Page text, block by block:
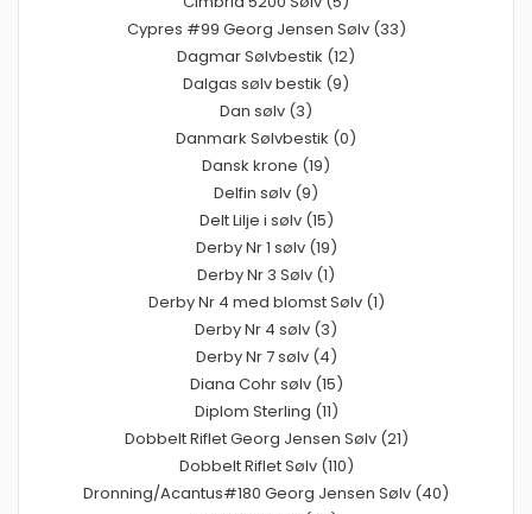
Cypres #99 Georg Jensen Sølv (33)
Dagmar Sølvbestik (12)
Dalgas sølv bestik (9)
Dan sølv (3)
Danmark Sølvbestik (0)
Dansk krone (19)
Delfin sølv (9)
Delt Lilje i sølv (15)
Derby Nr 1 sølv (19)
Derby Nr 3 Sølv (1)
Derby Nr 4 med blomst Sølv (1)
Derby Nr 4 sølv (3)
Derby Nr 7 sølv (4)
Diana Cohr sølv (15)
Diplom Sterling (11)
Dobbelt Riflet Georg Jensen Sølv (21)
Dobbelt Riflet Sølv (110)
Dronning/Acantus#180 Georg Jensen Sølv (40)